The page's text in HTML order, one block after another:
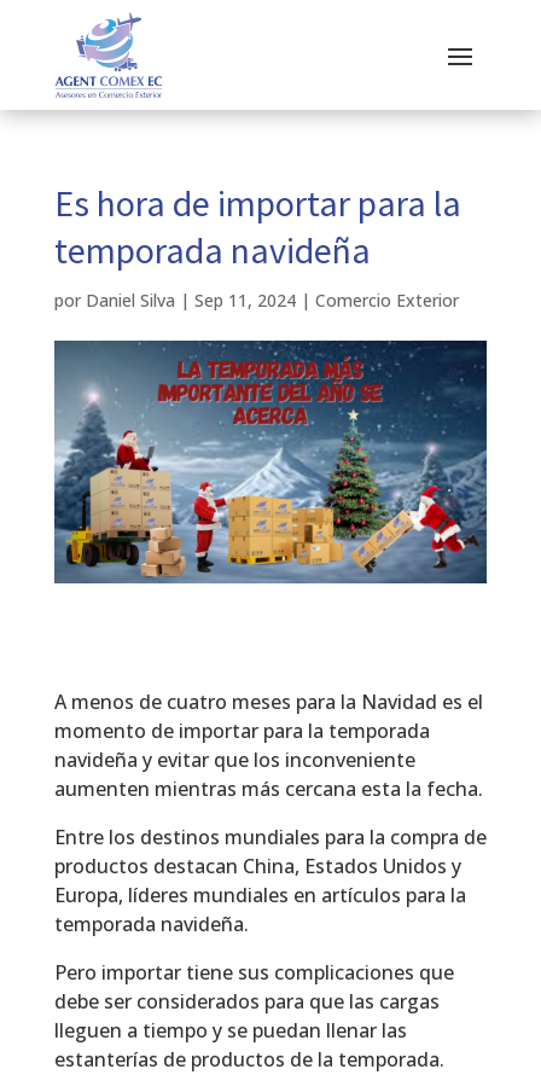
Es hora de importar para la
temporada navideña
por Daniel Silva | Sep 11, 2024| Comercio Exterior
A menos de cuatro meses para la Navidad es el
momento de importar para la temporada
navideña y evitar que los inconveniente
aumenten mientras más cercana esta la fecha.
Entre los destinos mundiales para la compra de
productos destacan China, Estados Unidos y
Europa, líderes mundiales en artículos para la
temporada navideña.
Pero importar tiene sus complicaciones que
debe ser considerados para que las cargas
lleguen a tiempo y se puedan llenar las
estanterías de productos de la temporada.